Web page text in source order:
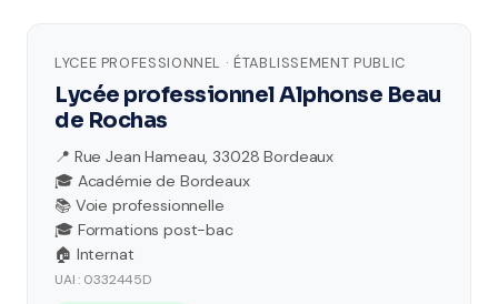
LYCEE PROFESSIONNEL · ÉTABLISSEMENT PUBLIC
Lycée professionnel Alphonse Beau
de Rochas
📍 Rue Jean Hameau, 33028 Bordeaux
🎓 Académie de Bordeaux
📚 Voie professionnelle
🎓 Formations post-bac
🏠 Internat
UAI : 0332445D